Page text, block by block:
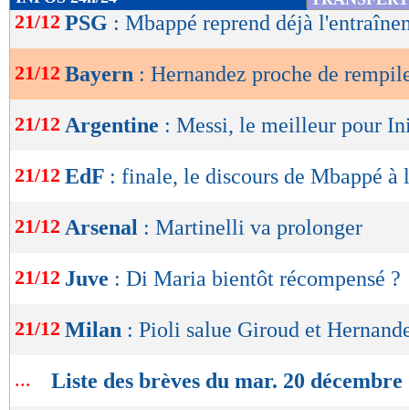
de
OK
21/12 PSG : Mbappé reprend déjà
21/12 Bayern : Hernandez proche de
21/12 Argentine : Messi, le meilleur pour
21/12 EdF : finale, le discours de Mbappé à
21/12 Arsenal : Martinelli va prolonger
21/12 Juve : Di Maria bientôt récompensé ?
21/12 Milan : Pioli salue Giroud et
... Liste des brèves du mar. 20 décembre